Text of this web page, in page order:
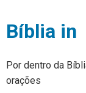
Bíblia in
Por dentro da
orações